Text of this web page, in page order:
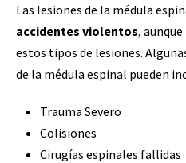
Las lesiones de la médula
accidentes violentos,
estos tipos de lesiones.
de la médula espinal pueden
Trauma Severo
Colisiones
Cirugías espinales fallidas